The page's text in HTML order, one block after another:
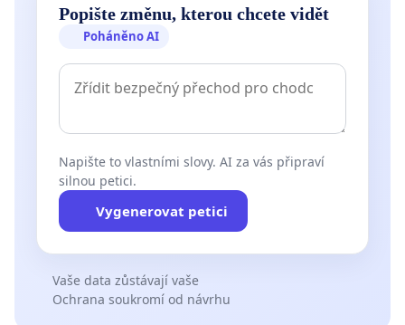
Popište změnu, kterou chcete vidět
Poháněno AI
Napište to vlastními slovy. AI za vás připraví
silnou petici.
Vygenerovat petici
Vaše data zůstávají vaše
Ochrana soukromí od návrhu